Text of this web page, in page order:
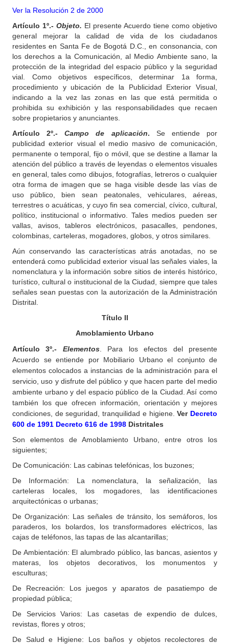
Ver la Resolución 2 de 2000
Artículo 1º.- Objeto. El presente Acuerdo tiene como objetivo
general mejorar la calidad de vida de los ciudadanos
residentes en Santa Fe de Bogotá D.C., en consonancia, con
los derechos a la Comunicación, al Medio Ambiente sano, la
protección de la integridad del espacio público y la seguridad
vial. Como objetivos específicos, determinar 1a forma,
procedimiento y ubicación de la Publicidad Exterior Visual,
indicando a la vez las zonas en las que está permitida o
prohibida su exhibición y las responsabilidades que recaen
sobre propietarios y anunciantes.
Artículo2º.- Campo de aplicación. Se entiende por
publicidad exterior visual el medio masivo de comunicación,
permanente o temporal, fijo o móvil, que se destine a llamar la
atención del público a través de leyendas o elementos visuales
en general, tales como dibujos, fotografías, letreros o cualquier
otra forma de imagen que se haga visible desde las vías de
uso público, bien sean peatonales, vehiculares, aéreas,
terrestres o acuáticas, y cuyo fin sea comercial, cívico, cultural,
político, institucional o informativo. Tales medios pueden ser
vallas, avisos, tableros electrónicos, pasacalles, pendones,
colombinas, carteleras, mogadores, globos, y otros similares.
Aún conservando las características atrás anotadas, no se
entenderá como publicidad exterior visual las señales viales, la
nomenclatura y la información sobre sitios de interés histórico,
turístico, cultural o institucional de la Ciudad, siempre que tales
señales sean puestas con la autorización de la Administración
Distrital.
Título II
Amoblamiento Urbano
Artículo 3º.-
Elementos. Para los efectos del presente
Acuerdo se entiende por Mobiliario Urbano el conjunto de
elementos colocados a instancias de la administración para el
servicio, uso y disfrute del público y que hacen parte del medio
ambiente urbano y del espacio público de la Ciudad. Así como
también los que ofrecen información, orientación y mejores
condiciones, de seguridad, tranquilidad e higiene.Ver Decreto
600 de 1991 Decreto 616 de 1998 Distritales
Son elementos de Amoblamiento Urbano, entre otros los
siguientes;
De Comunicación: Las cabinas telefónicas, los buzones;
De Información: La nomenclatura, la señalización, las
carteleras locales, los mogadores, las identificaciones
arquitectónicas o urbanas;
De Organización: Las señales de tránsito, los semáforos, los
paraderos, los bolardos, los transformadores eléctricos, las
cajas de teléfonos, las tapas de las alcantarillas;
De Ambientación: El alumbrado público, las bancas, asientos y
materas, los objetos decorativos, los monumentos y
esculturas;
De Recreación: Los juegos y aparatos de pasatiempo de
propiedad pública;
De Servicios Varios: Las casetas de expendio de dulces,
revistas, flores y otros;
De Salud e Higiene: Los baños y objetos recolectores de